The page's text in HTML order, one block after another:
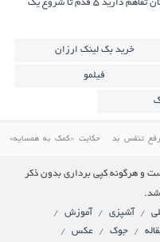
۵ قدم تا شروع یک
خرید بک لینک ارزان
فیلمو
رفع تنفس بد حکایت «کمک به همسایه»
کاخ مروارید یکی از باارزش ترین کاخ های
و هرگونه کپی برداری بدون ذکر
آشپزی
آموزش
جوک عکس